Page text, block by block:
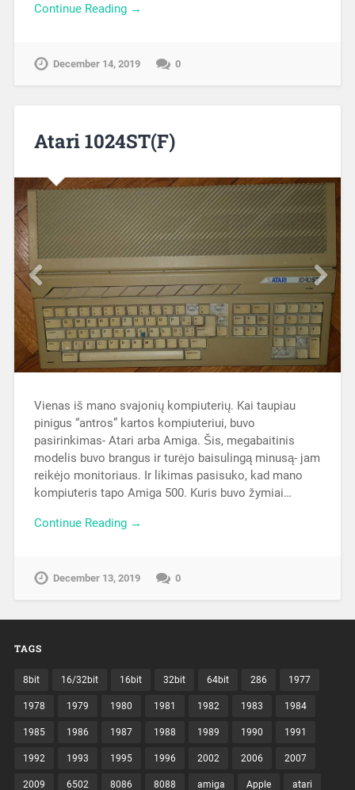
Continue Reading →
December 14, 2019 0
Atari 1024ST(F)
Vienas iš mano svajonių kompiuterių. Kai taupiau
pinigus “antros” kartos kompiuteriui, buvo
pasirinkimas- Atari arba Amiga. Šis, megabaitinis
modelis buvo brangus ir turėjo baisulingą minusą- jam
reikėjo monitoriaus. Ir likimas pasisuko, kad mano
TAGS
8bit 16/32bit 16bit 32bit 64bit 286 1977
1978 1979 1980 1981 1982 1983 1984
1985 1986 1987 1988 1989 1990 1991
1992 1993 1995 1996 2002 2006 2007
2009 6502 8086 8088 amiga Apple atari